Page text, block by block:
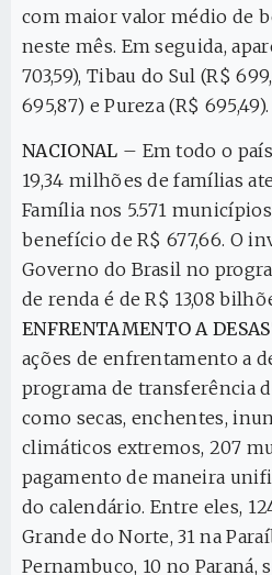
com maior valor médio de
neste mês. Em seguida,
703,59), Tibau do Sul (R$
695,87) e Pureza (R$ 695,49).
NACIONAL – Em todo o
19,34 milhões de famílias
Família nos 5.571
benefício de R$ 677,66. O
Governo do Brasil no
de renda é de R$ 13,08
ENFRENTAMENTO A
ações de enfrentamento a
programa de transferência
como secas, enchentes,
climáticos extremos, 207
pagamento de maneira
do calendário. Entre eles,
Grande do Norte, 31 na
Pernambuco, 10 no Paraná,